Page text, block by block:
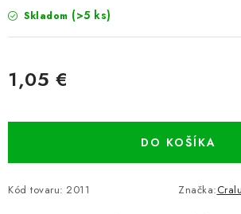
Navštívte našu predajňu vo Dvoroch nad
Skladom (>5 ks)
1,05 €
DO KOŠÍKA
Kód tovaru: 2011 Značka: